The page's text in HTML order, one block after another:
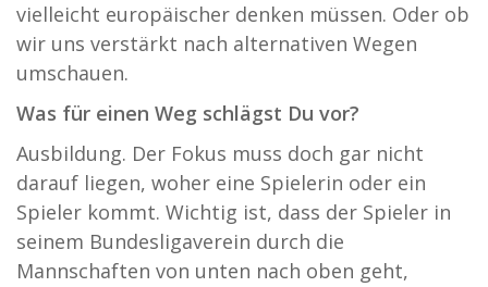
vielleicht europäischer denken müssen. Oder ob
wir uns verstärkt nach alternativen Wegen
umschauen.
Was für einen Weg schlägst Du vor?
Ausbildung. Der Fokus muss doch gar nicht
darauf liegen, woher eine Spielerin oder ein
Spieler kommt. Wichtig ist, dass der Spieler in
seinem Bundesligaverein durch die
Mannschaften von unten nach oben geht,